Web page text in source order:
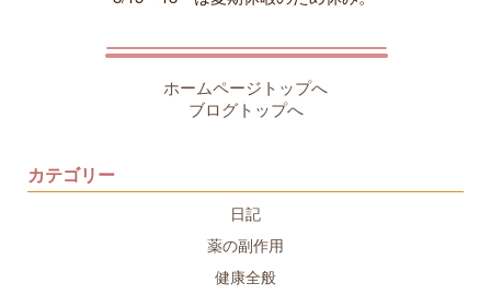
ホームページトップへ
ブログトップへ
カテゴリー
日記
薬の副作用
健康全般